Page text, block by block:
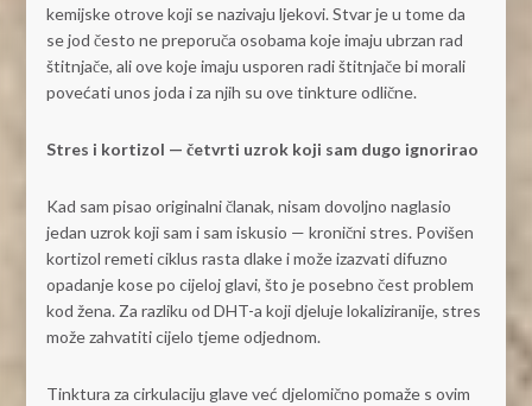
kemijske otrove koji se nazivaju ljekovi. Stvar je u tome da
se jod često ne preporuča osobama koje imaju ubrzan rad
štitnjače, ali ove koje imaju usporen radi štitnjače bi morali
povećati unos joda i za njih su ove tinkture odlične.
Stres i kortizol — četvrti uzrok koji sam dugo ignorirao
Kad sam pisao originalni članak, nisam dovoljno naglasio
jedan uzrok koji sam i sam iskusio — kronični stres. Povišen
kortizol remeti ciklus rasta dlake i može izazvati difuzno
opadanje kose po cijeloj glavi, što je posebno čest problem
kod žena. Za razliku od DHT-a koji djeluje lokaliziranije, stres
može zahvatiti cijelo tjeme odjednom.
Tinktura za cirkulaciju glave već djelomično pomaže s ovim